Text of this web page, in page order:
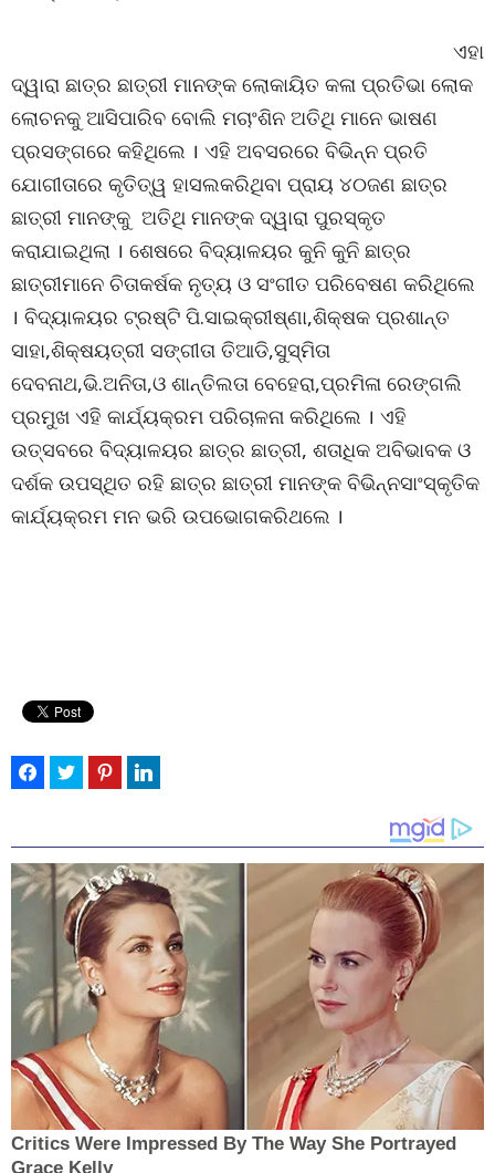
ଏହା
ଦ୍ୱାରା ଛାତ୍ର ଛାତ୍ରୀ ମାନଙ୍କ ଲୋକାୟିତ କଳା ପ୍ରତିଭା ଲୋକ
ଲୋଚନକୁ ଆସିପାରିବ ବୋଲି ମଚାଂଶିନ ଅତିଥି ମାନେ ଭାଷଣ
ପ୍ରସଙ୍ଗରେ କହିଥିଲେ । ଏହି ଅବସରରେ ବିଭିନ୍ନ ପ୍ରତି
ଯୋଗୀତାରେ କୃତିତ୍ୱ ହାସଲକରିଥିବା ପ୍ରାୟ ୪୦ଜଣ ଛାତ୍ର
ଛାତ୍ରୀ ମାନଙ୍କୁ ଅତିଥି ମାନଙ୍କ ଦ୍ୱାରା ପୁରସ୍କୃତ
କରାଯାଇଥିଲା । ଶେଷରେ ବିଦ୍ୟାଳୟର କୁନି କୁନି ଛାତ୍ର
ଛାତ୍ରୀମାନେ ଚିତାକର୍ଷକ ନୃତ୍ୟ ଓ ସଂଗୀତ ପରିବେଷଣ କରିଥିଲେ
। ବିଦ୍ୟାଳୟର ଟ୍ରଷ୍ଟି ପି.ସାଇକ୍ରୀଷ୍ଣା,ଶିକ୍ଷକ ପ୍ରଶାନ୍ତ
ସାହା,ଶିକ୍ଷୟତ୍ରୀ ସଙ୍ଗୀତା ତିଆଡି,ସୁସ୍ମିତା
ଦେବନାଥ,ଭି.ଅନିତା,ଓ ଶାନ୍ତିଲତା ବେହେରା,ପ୍ରମିଳା ରେଙ୍ଗଲି
ପ୍ରମୁଖ ଏହି କାର୍ଯ୍ୟକ୍ରମ ପରିଚାଳନା କରିଥିଲେ । ଏହି
ଉତ୍ସବରେ ବିଦ୍ୟାଳୟର ଛାତ୍ର ଛାତ୍ରୀ, ଶତାଧିକ ଅବିଭାବକ ଓ
ଦର୍ଶକ ଉପସ୍ଥିତ ରହି ଛାତ୍ର ଛାତ୍ରୀ ମାନଙ୍କ ବିଭିନ୍ନସାଂସ୍କୃତିକ
କାର୍ଯ୍ୟକ୍ରମ ମନ ଭରି ଉପଭୋଗକରିଥଲେ ।